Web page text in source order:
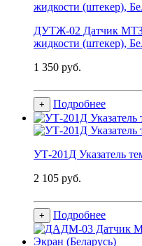
ДУТЖ-02 Датчик
жидкости (штекер),
1 350 руб.
+ Подробнее
УТ-201Д Указатель
2 105 руб.
+ Подробнее